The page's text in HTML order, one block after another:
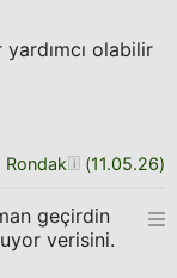
olabilir
Rondak (11.05.26)
geçirdin
verisini.